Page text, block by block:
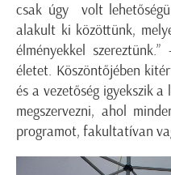
csak úgy volt
alakult ki közöttünk,
élményekkel
életet. Köszöntőjében
és a vezetőség igyekszik
megszervezni, ahol
programot, fakultatívan